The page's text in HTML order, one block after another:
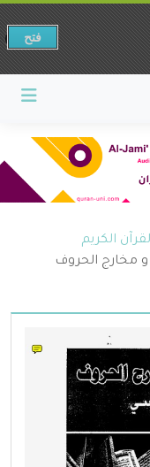
الكريم
و مخارج الحروف
فتح